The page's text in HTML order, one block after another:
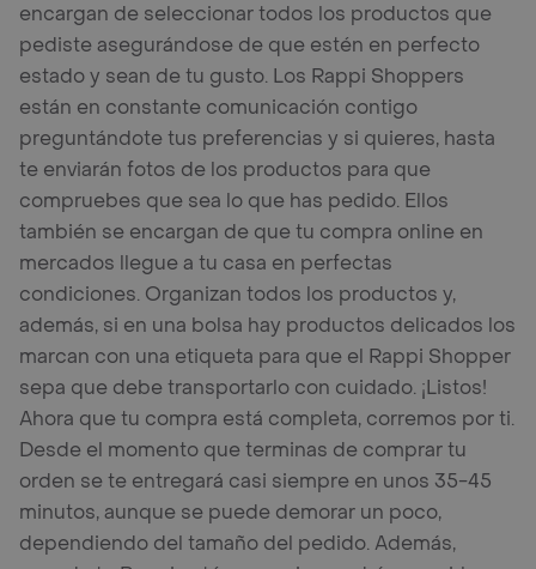
encargan de seleccionar todos los productos que
pediste asegurándose de que estén en perfecto
estado y sean de tu gusto. Los Rappi Shoppers
están en constante comunicación contigo
preguntándote tus preferencias y si quieres, hasta
te enviarán fotos de los productos para que
compruebes que sea lo que has pedido. Ellos
también se encargan de que tu compra online en
mercados llegue a tu casa en perfectas
condiciones. Organizan todos los productos y,
además, si en una bolsa hay productos delicados los
marcan con una etiqueta para que el Rappi Shopper
sepa que debe transportarlo con cuidado. ¡Listos!
Ahora que tu compra está completa, corremos por ti.
Desde el momento que terminas de comprar tu
orden se te entregará casi siempre en unos 35-45
minutos, aunque se puede demorar un poco,
dependiendo del tamaño del pedido. Además,